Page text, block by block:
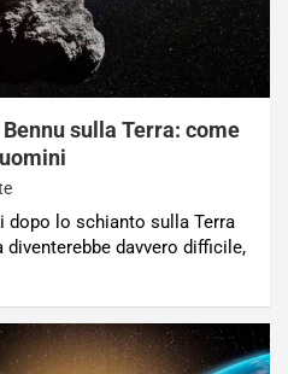
sulla Terra: come
dopo lo schianto sulla Terra
diventerebbe davvero difficile,